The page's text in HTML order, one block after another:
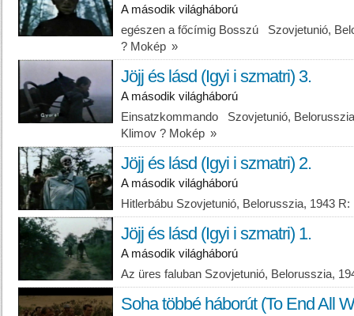
A második világháború
egészen a főcímig Bosszú Szovjetunió,
? Mokép »
Jöjj és lásd (Igyi i szmatri) 3.
A második világháború
Einsatzkommando Szovjetunió,
Klimov ? Mokép »
Jöjj és lásd (Igyi i szmatri) 2.
A második világháború
Hitlerbábu Szovjetunió, Belorusszia, 1943
Jöjj és lásd (Igyi i szmatri) 1.
A második világháború
Az üres faluban Szovjetunió, Belorusszia,
Soha többé háborút (To End All